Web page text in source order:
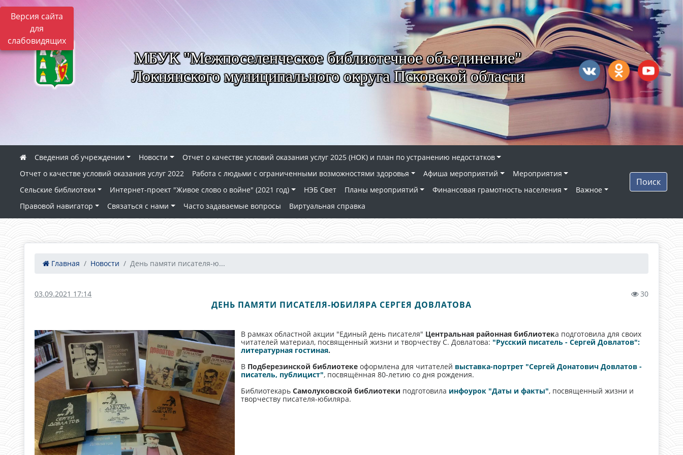
Версия сайта
для
слабовидящих
МБУК "Межпоселенческое библиотечное объединение"
Локнянского муниципального округа Псковской области
Сведения об учреждении Новости
Отчет о качестве условий оказания услуг 2025 (НОК) и план по устранению недостатков
Отчет о качестве условий оказания услуг 2022
Работа с людьми с ограниченными возможностями здоровья Афиша мероприятий
Мероприятия
Сельские библиотеки
Интернет-проект "Живое слово о войне" (2021 год) НЭБ Свет Планы мероприятий Финансовая грамотность населения
Важное
Правовой навигатор
Связаться с нами Часто задаваемые вопросы Виртуальная справка
Поиск
Главная Новости День памяти писателя-ю...
03.09.2021 17:14 30
ДЕНЬ ПАМЯТИ ПИСАТЕЛЯ-ЮБИЛЯРА СЕРГЕЯ ДОВЛАТОВА
В рамках областной акции "Единый день писателя" Центральная районная библиотека подготовила для своих
читателей материал, посвященный жизни и творчеству С. Довлатова: "Русский писатель - Сергей Довлатов":
литературная гостиная.
В Подберезинской библиотекеоформлена для читателей выставка-портрет "Сергей Донатович Довлатов -
писатель, публицист", посвящённая 80-летию со дня рождения.
БиблиотекарьСамолуковской библиотеки подготовила инфоурок "Даты и факты", посвященный жизни и
творчеству писателя-юбиляра.